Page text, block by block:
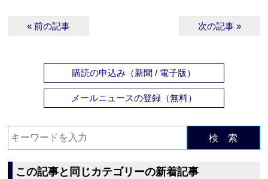
« 前の記事 次の記事 »
購読の申込み（新聞 / 電子版）
メールニュースの登録（無料）
検 索
この記事と同じカテゴリーの新着記事